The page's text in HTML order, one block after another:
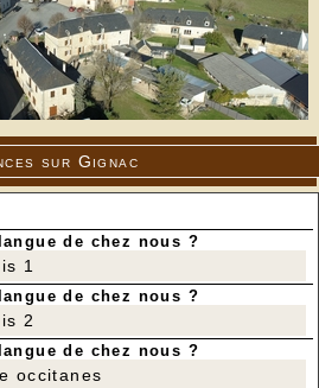
sur Gignac
de chez nous ?
1
de chez nous ?
2
de chez nous ?
occitanes